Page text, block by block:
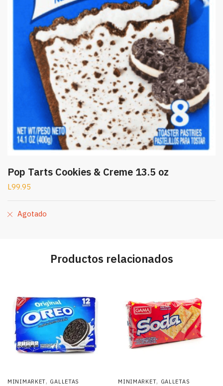
Pop Tarts Cookies & Creme 13.5 oz
L99.95
Agotado
Productos relacionados
MINIMARKET, GALLETAS MINIMARKET, GALLETAS